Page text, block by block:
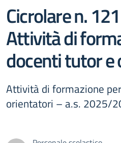
Cicrolare n. 121
Attività di
docenti tutor
Attività di formazione
orientatori – a.s. 2025/